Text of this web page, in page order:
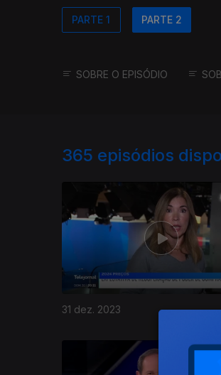
PARTE 1 PARTE 2
SOBRE O EPISÓDIO
365 episódios
31 dez. 2023